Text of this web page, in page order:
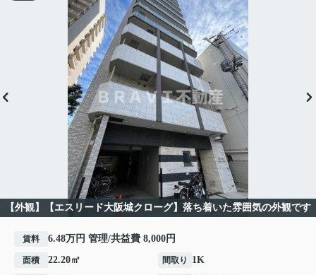
【外観】【エスリード大阪城クローグ】落ち着いた雰囲気の外観です
賃料 6.48万円 管理/共益費 8,000円
面積 22.20㎡ 間取り 1K